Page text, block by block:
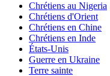
Chrétiens au Nigeria
Chrétiens d'Orient
Chrétiens en Chine
Chrétiens en Inde
États-Unis
Guerre en Ukraine
Terre sainte